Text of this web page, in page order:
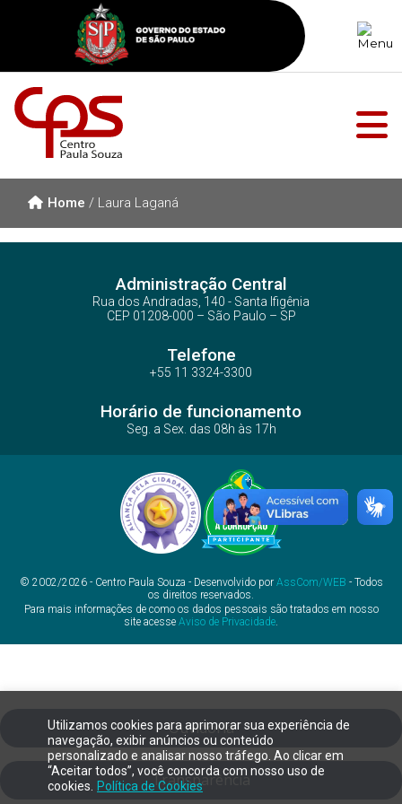
Utilizamos cookies para aprimorar sua experiência de
navegação, exibir anúncios ou conteúdo
personalizado e analisar nosso tráfego. Ao clicar em
“Aceitar todos”, você concorda com nosso uso de
cookies.
Política de Cookies
Home / Laura Laganá
Administração Central
Rua dos Andradas, 140 - Santa Ifigênia
CEP 01208-000 – São Paulo – SP
Telefone
+55 11 3324-3300
Horário de funcionamento
Seg. a Sex. das 08h às 17h
© 2002/2026 - Centro Paula Souza - Desenvolvido por AssCom/WEB - Todos
os direitos reservados.
Para mais informações de como os dados pessoais são tratados em nosso
site acesse Aviso de Privacidade.
Ouvidoria
Transparência